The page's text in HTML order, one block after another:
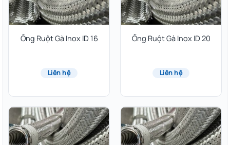
Ống Ruột Gà Inox ID 16
Liên hệ
Ống Ruột Gà Inox ID 20
Liên hệ